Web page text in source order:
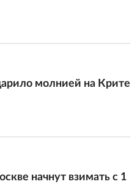
молнией на Крите
начнут взимать с 1